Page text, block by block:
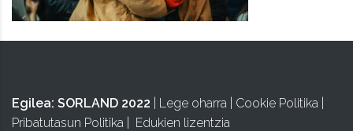
Egilea: SORLAND 2022 Lege oharra Cookie Politika
Pribatutasun Politika
Edukien lizentzia